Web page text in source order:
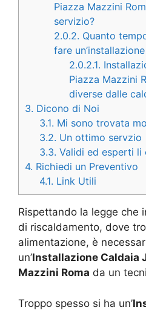
Piazza Mazzini
servizio?
2.0.2. Quanto
fare
2.0.2.1.
Piazza Mazzini
diverse dalle
3. Dicono di Noi
3.1. Mi sono trovata
3.2. Un ottimo servzio
3.3. Validi ed esperti li
4. Richiedi un Preventivo
4.1. Link Utili
Rispettando la legge che
di riscaldamento, dove
alimentazione, è
un’Installazione Caldaia
Mazzini Roma da un
Troppo spesso si ha un’